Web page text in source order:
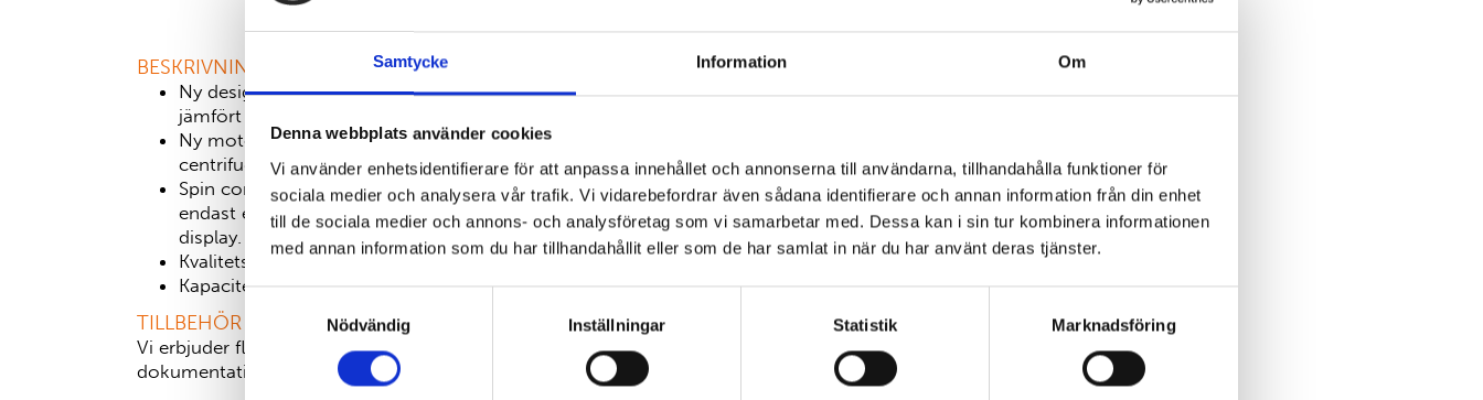
Samtycke Information Om
Denna webbplats använder cookies
Vi använder enhetsidentifierare för att anpassa innehållet och annonserna till användarna, tillhandahålla funktioner för
sociala medier och analysera vår trafik. Vi vidarebefordrar även sådana identifierare och annan information från din enhet
till de sociala medier och annons- och analysföretag som vi samarbetar med. Dessa kan i sin tur kombinera informationen
med annan information som du har tillhandahållit eller som de har samlat in när du har använt deras tjänster.
Nödvändig
Inställningar Statistik Marknadsföring
BESKRIVNING
Ny design av kammare reducerar ljudnivån betydligt
jämfört med traditionella luftkylda centrifuger.
Ny motordesign reducerar värmeutvecklingen under
centrifugering.
Spin control L-kontrollpanel, enkelt handhavande med
endast en kontrollknapp och stor bakgrundsbelyst LED
display.
Kvalitetssäkrande låsfunktioner minskar handhavandefel.
Kapacitet med utsvängande rotor för upp till 88 provrör,
28st 50ml Falconrör eller 60st 15 ml Falconrör.
Hållare för mikrotiterplattor.
För klinikern: Förbättrad arbetsmiljö, enklare hantering och
TILLBEHÖR
Vi erbjuder flera olika rotorer till centrifugen, se broschyr under
dokumentation för mer information.